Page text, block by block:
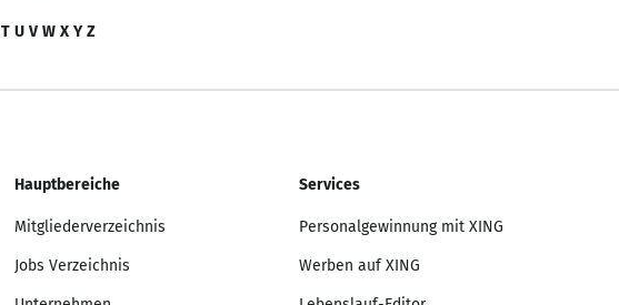
T U V W X Y Z
Hauptbereiche
Mitgliederverzeichnis
Jobs Verzeichnis
Services
Personalgewinnung mit XING
Werben auf XING